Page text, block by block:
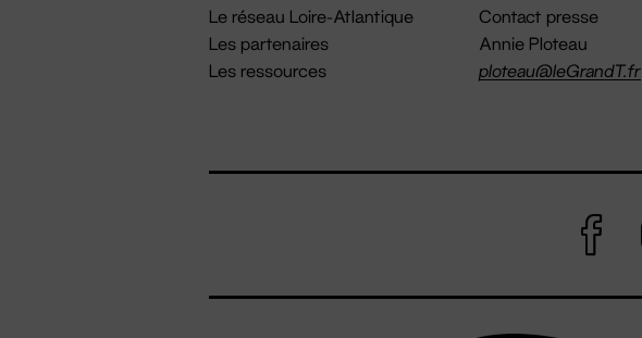
Le réseau Loire-Atlantique
Les partenaires
Les ressources
Contact presse
Annie Ploteau
ploteau@leGrandT.fr